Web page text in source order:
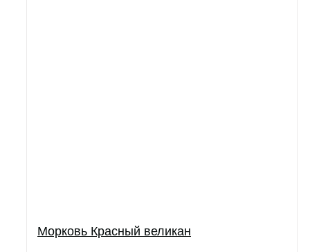
Морковь Красный великан